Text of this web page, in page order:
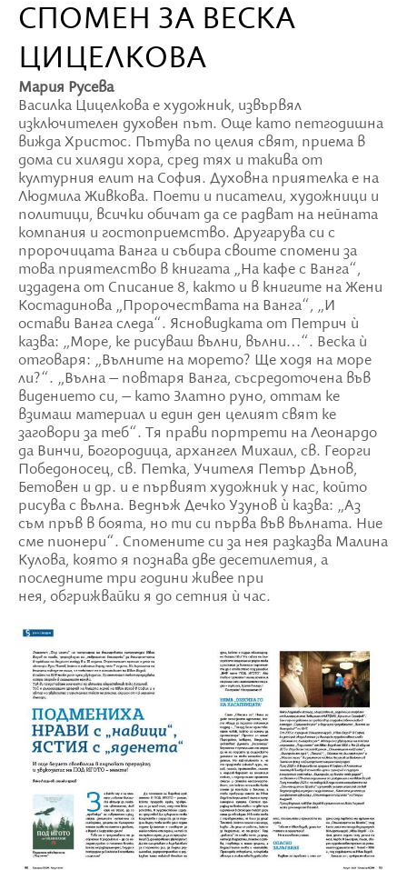
СПОМЕН ЗА ВЕСКА
ЦИЦЕЛКОВА
Мария Русева
Василка Цицелкова е художник, извървял
изключителен духовен път. Още като петгодишна
вижда Христос. Пътува по целия свят, приема в
дома си хиляди хора, сред тях и такива от
културния елит на София. Духовна приятелка е на
Людмила Живкова. Поети и писатели, художници и
политици, всички обичат да се радват на нейната
компания и гостоприемство. Другарува си с
пророчицата Ванга и събира своите спомени за
това приятелство в книгата „На кафе с Ванга“,
издадена от Списание 8, както и в книгите на Жени
Костадинова „Пророчествата на Ванга“, „И
остави Ванга следа“. Ясновидката от Петрич ù
казва: „Море, ке рисуваш вълни, вълни…“. Веска ù
отговаря: „Вълните на морето? Ще ходя на море
ли?“. „Вълна – повтаря Ванга, съсредоточена във
видението си, – като Златно руно, оттам ке
взимаш материал и един ден целият свят ке
заговори за теб“. Тя прави портрети на Леонардо
да Винчи, Богородица, архангел Михаил, св. Георги
Победоносец, св. Петка, Учителя Петър Дънов,
Бетовен и др. и е първият художник у нас, който
рисува с вълна. Веднъж Дечко Узунов ù казва: „Аз
съм пръв в боята, но ти си първа във вълната. Ние
сме пионери“. Спомените си за нея разказва Малина
Кулова, която я познава две десетилетия, а
последните три години живее при
нея, обгрижвайки я до сетния ù час.